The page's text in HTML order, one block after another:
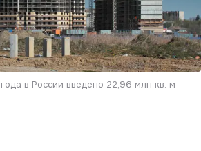
в России введено 22,96 млн кв. м